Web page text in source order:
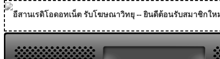
อีสานเรดิโอดอทเน็ต รับโฆษณาวิทยุ -- ยินดีต้อนรับสมาชิกใหม่